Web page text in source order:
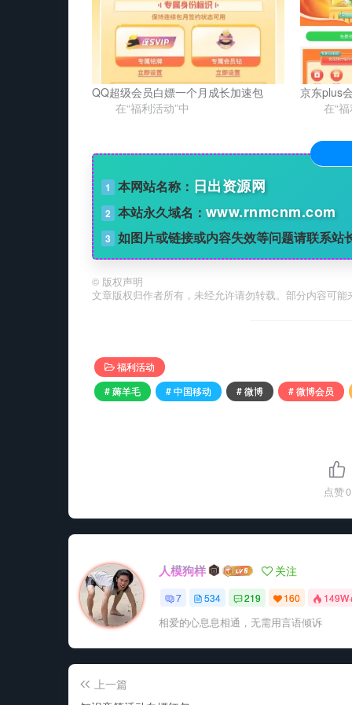
QQ超级会员白嫖一个月成长加速包
在“福利活动”中
京东plus
在“
1 本网站名称： 日出资源网
2 本站永久域名： www.rnmcnm.com
3 如图片或链接或内容失效等问题请联系站
© 版权声明
文章版权归作者所有，未经允许请勿转载。部分内容可
福利活动
# 薅羊毛
# 中国移动 # 微博 # 微博会员
点赞0
人模狗样 关注
7 534 219 160
相爱的心息息相通，无需用言语倾诉
上一篇